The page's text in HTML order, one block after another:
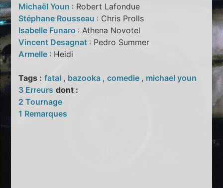
Michaël Youn : Robert Lafondue
Stéphane Rousseau : Chris Prolls
Isabelle Funaro : Athena Novotel
Vincent Desagnat : Pedro Summer
Armelle : Heidi
Tags : fatal , bazooka ,comedie , michael youn
3 Erreurs dont :
2 Tournage
1 Remarques